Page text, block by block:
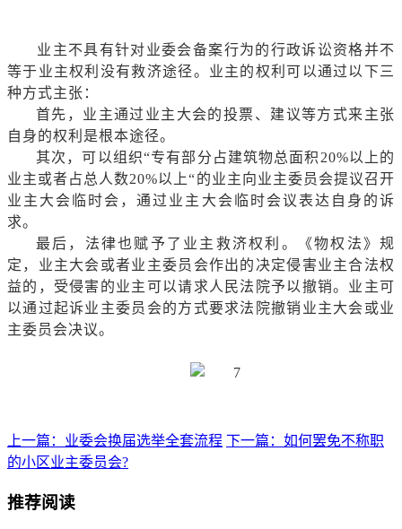
业主不具有针对业委会备案行为的行政诉讼资格并不
等于业主权利没有救济途径。业主的权利可以通过以下三
种方式主张：
首先，业主通过业主大会的投票、建议等方式来主张
自身的权利是根本途径。
其次，可以组织“专有部分占建筑物总面积20%以上的
业主或者占总人数20%以上“的业主向业主委员会提议召开
业主大会临时会，通过业主大会临时会议表达自身的诉
求。
最后，法律也赋予了业主救济权利。《物权法》规
定，业主大会或者业主委员会作出的决定侵害业主合法权
益的，受侵害的业主可以请求人民法院予以撤销。业主可
以通过起诉业主委员会的方式要求法院撤销业主大会或业
主委员会决议。
上一篇：业委会换届选举全套流程 下一篇：如何罢免不称职
的小区业主委员会?
推荐阅读